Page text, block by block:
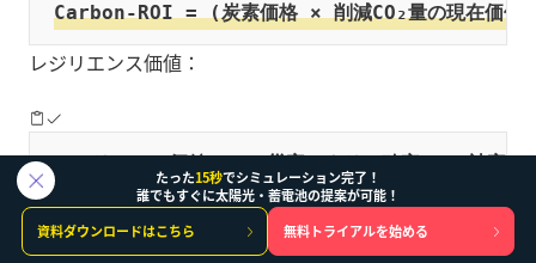
Carbon-ROI = (炭素価格 × 削減CO₂量の現在価値
レジリエンス価値：
真の均等化発電原価（True-LCOE）：
たった15秒でシミュレーション完了！
誰でもすぐに太陽光・蓄電池の提案が可能！
資料ダウンロードはこちら
無料トライアルを始める